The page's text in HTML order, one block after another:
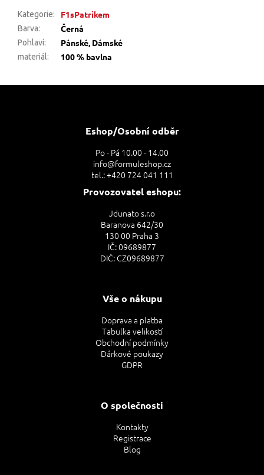
Kategorie: F1sPatrikem
Barva: Černá
Pohlaví: Pánské, Dámské
materiál: 100 % bavlna
Eshop/Osobní odběr
Po - Pá 10.00 - 14.00
info@formuleshop.cz
tel.: +420 724 041 111
Provozovatel eshopu:
Jdunato s.r.o
Baranova 642/30
130 00 Praha 3
IČ: 09689877
DIČ: CZ09689877
Vše o nákupu
Doprava a platba
Tabulka velikostí
Obchodní podmínky
Dárkové poukazy
GDPR
O společnosti
Kontakty
Registrace
Blog